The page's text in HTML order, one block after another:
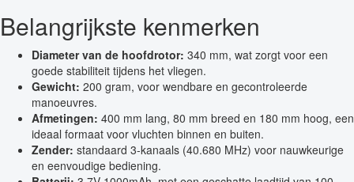
Belangrijkste kenmerken
Diameter van de hoofdrotor: 340 mm, wat zorgt voor een
goede stabiliteit tijdens het vliegen.
Gewicht: 200 gram, voor wendbare en gecontroleerde
manoeuvres.
Afmetingen: 400 mm lang, 80 mm breed en 180 mm hoog, een
ideaal formaat voor vluchten binnen en buiten.
Zender: standaard 3-kanaals (40.680 MHz) voor nauwkeurige
en eenvoudige bediening.